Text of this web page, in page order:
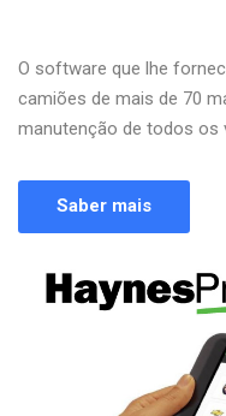
O software que lhe
camiões de mais de 70
manutenção de todos os
Saber mais